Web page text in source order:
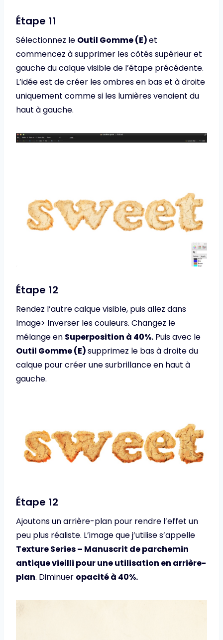
Étape 11
Sélectionnez le Outil Gomme (E)et
commencez à supprimer les côtés supérieur et
gauche du calque visible de l’étape précédente.
L’idée est de créer les ombres en bas et à droite
uniquement comme si les lumières venaient du
haut à gauche.
Étape 12
Rendez l’autre calque visible, puis allez dans
Image> Inverser les couleurs. Changez le
mélange en Superposition à 40%. Puis avec le
Outil Gomme (E)supprimez le bas à droite du
calque pour créer une surbrillance en haut à
gauche.
Étape 12
Ajoutons un arrière-plan pour rendre l’effet un
peu plus réaliste. L’image que j’utilise s’appelle
Texture Series – Manuscrit de parchemin
antique vieilli pour une utilisation en arrière-
plan. Diminuer opacité à 40%.